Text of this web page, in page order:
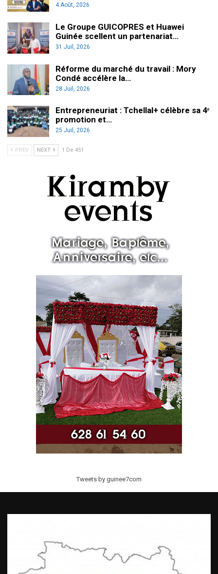
4 Août, 2026
Le Groupe GUICOPRES et Huawei
Guinée scellent un partenariat…
31 Juil, 2026
Réforme du marché du travail : Mory
Condé accélère la…
28 Juil, 2026
Entrepreneuriat : Tchellal+ célèbre sa 4ᵉ
promotion et…
25 Juil, 2026
PREV NEXT 1 De 451
Tweets by guinee7com